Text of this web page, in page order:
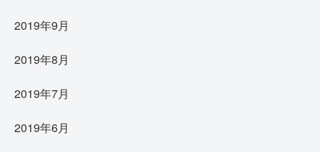
2019年9月
2019年8月
2019年7月
2019年6月